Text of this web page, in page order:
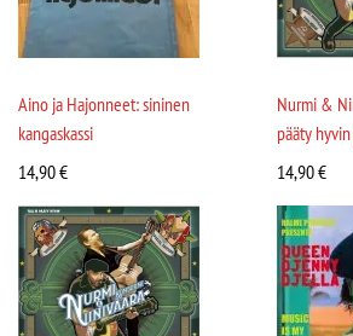
Aino ja Hajonneet: sininen
kangaskassi
14,90€
Nurmi &
pääty
14,90€